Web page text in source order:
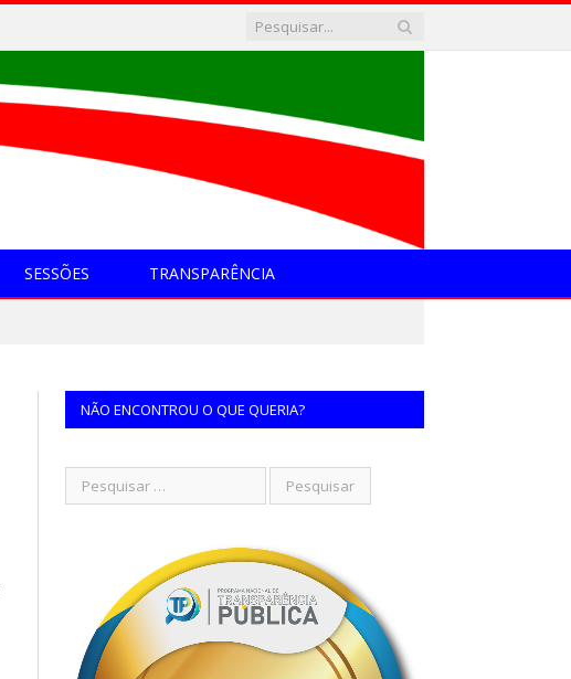
SESSÕES TRANSPARÊNCIA
NÃO ENCONTROU O QUE QUERIA?